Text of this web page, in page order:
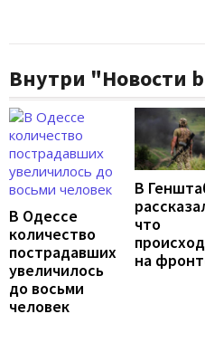
Внутри "Новости
В Одессе
количество
пострадавших
увеличилось
до восьми
человек
В
что
на